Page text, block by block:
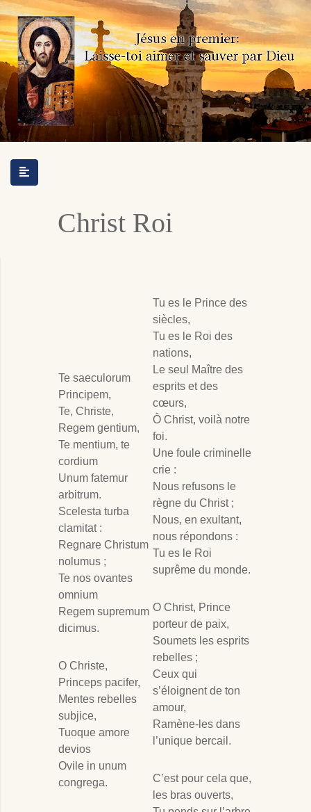
Christ Roi
Te saeculorum
Principem,
Te, Christe,
Regem gentium,
Te mentium, te
cordium
Unum fatemur
arbitrum.
Scelesta turba
clamitat :
Regnare Christum
nolumus ;
Te nos ovantes
omnium
Regem supremum
dicimus.
O Christe,
Princeps pacifer,
Mentes rebelles
subjice,
Tuoque amore
devios
Ovile in unum
congrega.
Tu es le Prince des
siècles,
Tu es le Roi des
nations,
Le seul Maître des
esprits et des
cœurs,
Ô Christ, voilà notre
foi.
Une foule criminelle
crie :
Nous refusons le
règne du Christ ;
Nous, en exultant,
nous répondons :
Tu es le Roi
suprême du monde.
O Christ, Prince
porteur de paix,
Soumets les esprits
rebelles ;
Ceux qui
s’éloignent de ton
amour,
Ramène-les dans
l’unique bercail.
C’est pour cela que,
les bras ouverts,